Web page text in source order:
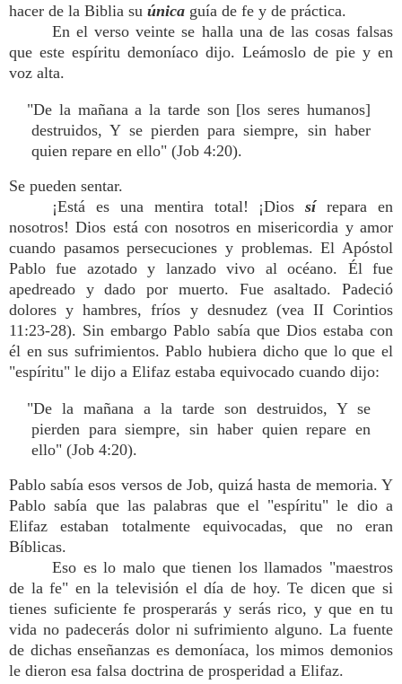
hacer de la Biblia su única guía de fe y de práctica.
En el verso veinte se halla una de las cosas falsas
que este espíritu demoníaco dijo. Leámoslo de pie y en
voz alta.
"De la mañana a la tarde son [los seres humanos]
destruidos, Y se pierden para siempre, sin haber
quien repare en ello" (Job 4:20).
Se pueden sentar.
¡Está es una mentira total! ¡Diossírepara en
nosotros! Dios está con nosotros en misericordia y amor
cuando pasamos persecuciones y problemas. El Apóstol
Pablo fue azotado y lanzado vivo al océano. Él fue
apedreado y dado por muerto. Fue asaltado. Padeció
dolores y hambres, fríos y desnudez (vea II Corintios
11:23-28). Sin embargo Pablo sabía que Dios estaba con
él en sus sufrimientos. Pablo hubiera dicho que lo que el
"espíritu" le dijo a Elifaz estaba equivocado cuando dijo:
"De la mañana a la tarde son destruidos, Y se
pierden para siempre, sin haber quien repare en
ello" (Job 4:20).
Pablo sabía esos versos de Job, quizá hasta de memoria. Y
Pablo sabía que las palabras que el "espíritu" le dio a
Elifaz estaban totalmente equivocadas, que no eran
Bíblicas.
Eso es lo malo que tienen los llamados "maestros
de la fe" en la televisión el día de hoy. Te dicen que si
tienes suficiente fe prosperarás y serás rico, y que en tu
vida no padecerás dolor ni sufrimiento alguno. La fuente
de dichas enseñanzas es demoníaca, los mimos demonios
le dieron esa falsa doctrina de prosperidad a Elifaz.